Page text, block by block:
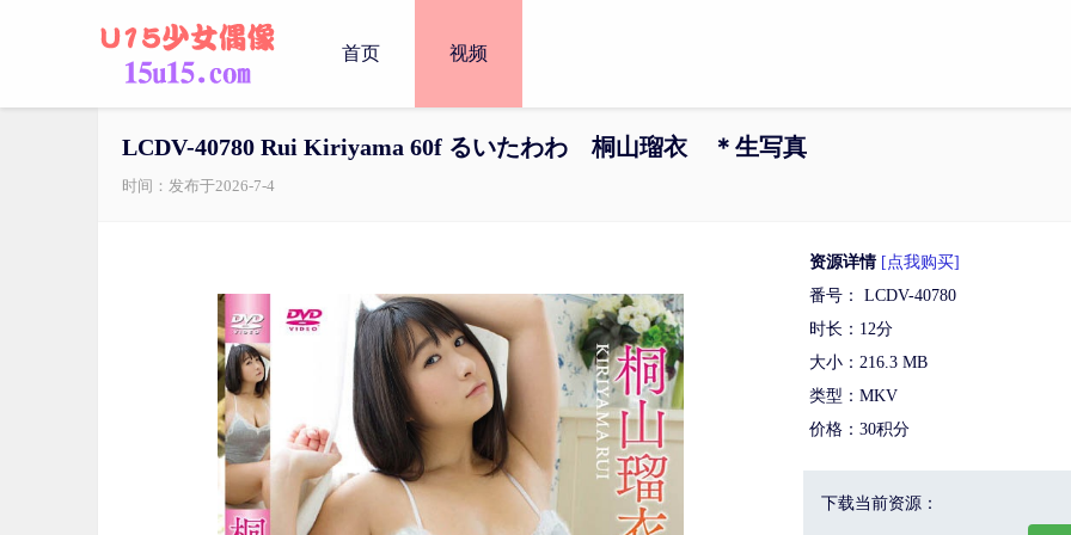
首页 视频
LCDV-40780 Rui Kiriyama 60f るいたわわ 桐山瑠衣 ＊生写真
时间：发布于2026-7-4
资源详情 [点我购买]
番号： LCDV-40780
时长：12分
大小：216.3 MB
类型：MKV
价格：30积分
下载当前资源：